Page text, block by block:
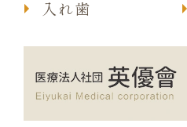
入れ歯